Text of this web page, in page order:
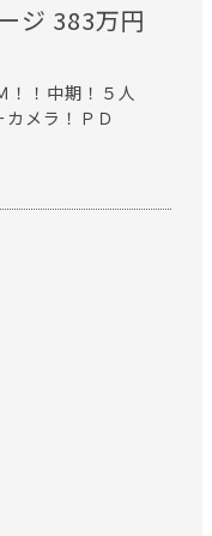
ジ 383万円
！！中期！５人
メラ！ＰＤ